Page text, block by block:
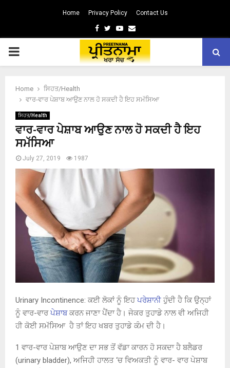
Home Privacy Policy Contact Us
Facebook
TwitterYoutube
Email
PRIMARY
Home
ਸਿਹਤ/Health
ਵਾਰ-ਵਾਰ ਪੇਸ਼ਾਬ ਆਉਣ ਨਾਲ ਹੋ ਸਕਦੀ ਹੈ ਇਹ ਸਮੱਸਿਆ
ਸਿਹਤ/Health
ਵਾਰ-ਵਾਰ ਪੇਸ਼ਾਬ ਆਉਣ ਨਾਲ ਹੋ ਸਕਦੀ ਹੈ ਇਹ
ਸਮੱਸਿਆ
July 27, 2019 1987
Urinary Incontinence: ਕਈ ਲੋਕਾਂ ਨੂੰ ਇਹਪਰੇਸ਼ਾਨੀ ਹੁੰਦੀ ਹੈ ਕਿ ਉਨ੍ਹਾਂ
ਨੂੰ ਵਾਰ-ਵਾਰਪੇਸ਼ਾਬਕਰਨ ਜਾਣਾ ਪੈਂਦਾ ਹੈ। ਜੇਕਰ ਤੁਹਾਡੇ ਨਾਲ ਵੀ ਅਜਿਹੀ
ਹੀ ਕੋਈ ਸਮੱਸਿਆ ਹੈ ਤਾਂ ਇਹ ਖਬਰ ਤੁਹਾਡੇ ਕੰਮ ਦੀ ਹੈ।
1 ਵਾਰ-ਵਾਰ ਪੇਸ਼ਾਬ ਆਉਣ ਦਾ ਸਭ ਤੋਂ ਵੱਡਾ ਕਾਰਨ ਹੋ ਸਕਦਾ ਹੈ ਬਲੈਡਰ
(urinary bladder), ਅਜਿਹੀ ਹਾਲਤ ‘ਚ ਵਿਅਕਤੀ ਨੂੰ ਵਾਰ- ਵਾਰ ਪੇਸ਼ਾਬ